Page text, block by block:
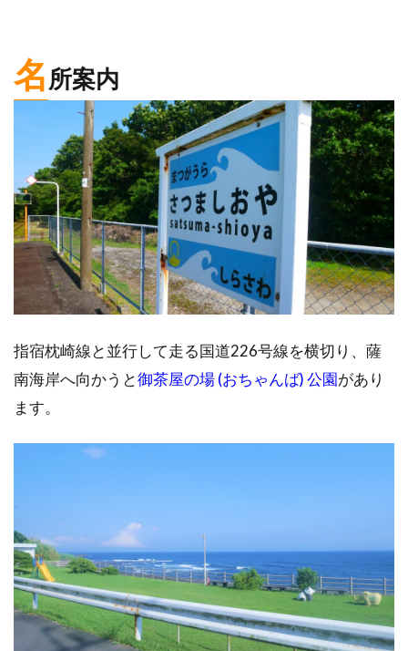
名所案内
指宿枕崎線と並行して走る国道226号線を横切り、薩
南海岸へ向かうと御茶屋の場 (おちゃんば) 公園があり
ます。